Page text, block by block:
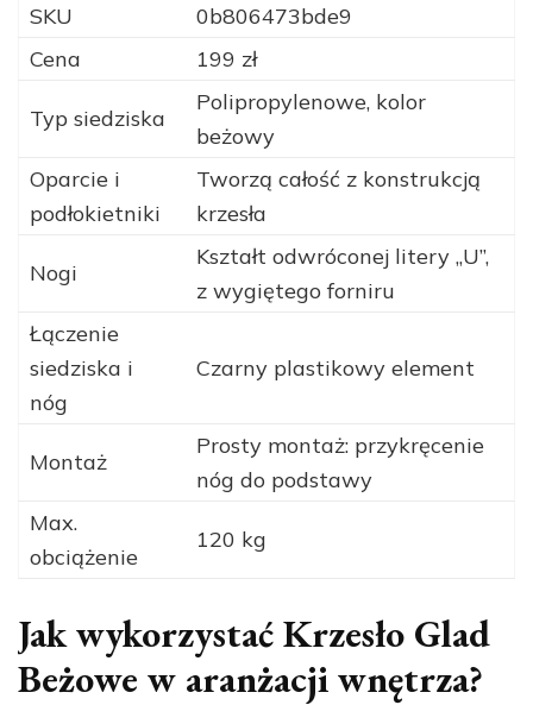
SKU
0b806473bde9
Cena
199 zł
Typ siedziska
Polipropylenowe, kolor
beżowy
Oparcie i
podłokietniki
Tworzą całość z konstrukcją
krzesła
Nogi
Kształt odwróconej litery „U”,
z wygiętego forniru
Łączenie
siedziska i
nóg
Czarny plastikowy element
Montaż
Prosty montaż: przykręcenie
nóg do podstawy
Max.
obciążenie
120 kg
Jak wykorzystać Krzesło Glad
Beżowe w aranżacji wnętrza?